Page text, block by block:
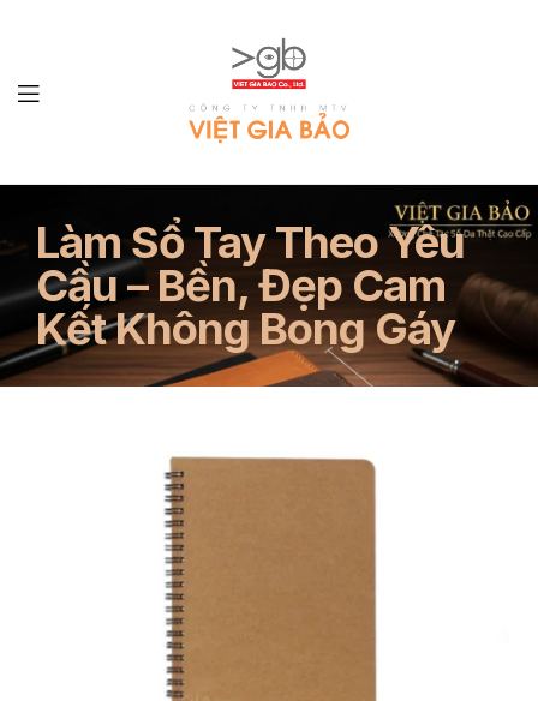
LÀM
SỔ
TAY
Làm Sổ Tay Theo Yêu
Cầu – Bền, Đẹp Cam
Kết Không Bong Gáy